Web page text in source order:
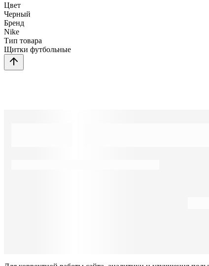
Цвет
Черный
Бренд
Nike
Тип товара
Щитки футбольные